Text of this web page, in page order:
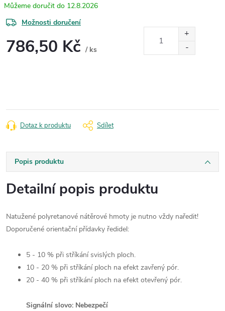
12.8.2026
Možnosti doručení
786,50 Kč / ks
Dotaz k produktu Sdílet
Popis produktu
Detailní popis produktu
Natužené polyretanové nátěrové hmoty je nutno vždy naředit!
Doporučené orientační přídavky ředidel:
5 - 10 % při stříkání svislých ploch.
10 - 20 % při stříkání ploch na efekt zavřený pór.
20 - 40 % při stříkání ploch na efekt otevřený pór.
Signální slovo: Nebezpečí